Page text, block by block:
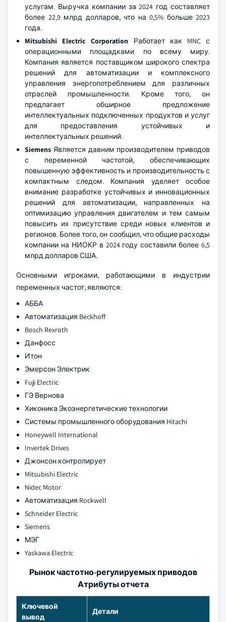
услугам. Выручка компании за 2024 год составляет
более 22,9 млрд долларов, что на 0,5% больше 2023
года.
Mitsubishi Electric Corporation Работает как MNC с
операционными площадками по всему миру.
Компания является поставщиком широкого спектра
решений для автоматизации и комплексного
управления энергопотреблением для различных
отраслей промышленности. Кроме того, он
предлагает обширное предложение
интеллектуальных подключенных продуктов и услуг
для предоставления устойчивых и
интеллектуальных решений.
Siemens Является давним производителем приводов
с переменной частотой, обеспечивающих
повышенную эффективность и производительность с
компактным следом. Компания уделяет особое
внимание разработке устойчивых и инновационных
решений для автоматизации, направленных на
оптимизацию управления двигателем и тем самым
повысить их присутствие среди новых клиентов и
регионов. Более того, он сообщил, что общие расходы
компании на НИОКР в 2024 году составили более 6,5
млрд долларов США.
Основными игроками, работающими в индустрии
переменных частот, являются:
АББА
Автоматизация Beckhoff
Bosch Rexroth
Данфосс
Итон
Эмерсон Электрик
Fuji Electric
ГЭ Вернова
Хиконика Экоэнергетические технологии
Системы промышленного оборудования Hitachi
Honeywell International
Invertek Drives
Джонсон контролирует
Mitsubishi Electric
Nidec Motor
Автоматизация Rockwell
Schneider Electric
Siemens
МЭГ
Yaskawa Electric
Рынок частотно-регулируемых приводов
Атрибуты отчета
Ключевой
вывод
Детали